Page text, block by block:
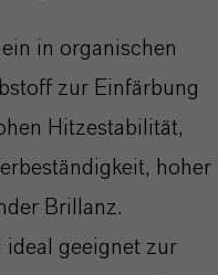
in organischen
zur Einfärbung
Hitzestabilität,
hoher
Brillanz.
ideal geeignet zur